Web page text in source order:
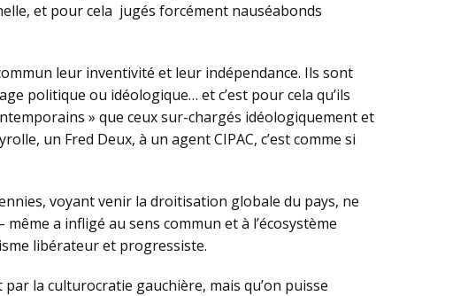
et pour cela jugés forcément nauséabonds
leur inventivité et leur indépendance. Ils sont
politique ou idéologique… et c’est pour cela qu’ils
» que ceux sur-chargés idéologiquement et
un Fred Deux, à un agent CIPAC, c’est comme si
voyant venir la droitisation globale du pays, ne
a infligé au sens commun et à l’écosystème
libérateur et progressiste.
la culturocratie gauchière, mais qu’on puisse